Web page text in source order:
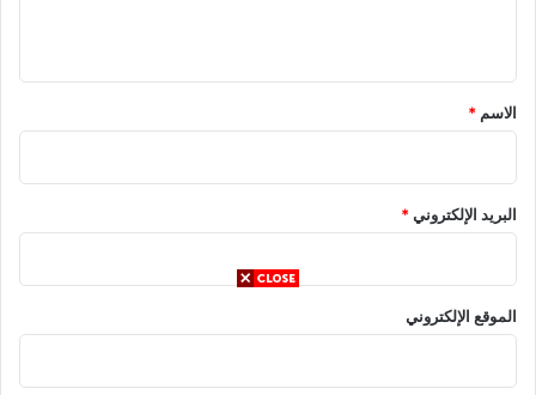
*
الاسم *
البريد الإلكتروني*
الموقع الإلكتروني